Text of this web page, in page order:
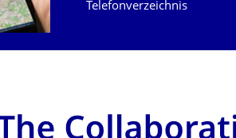
Telefonverzeichnis